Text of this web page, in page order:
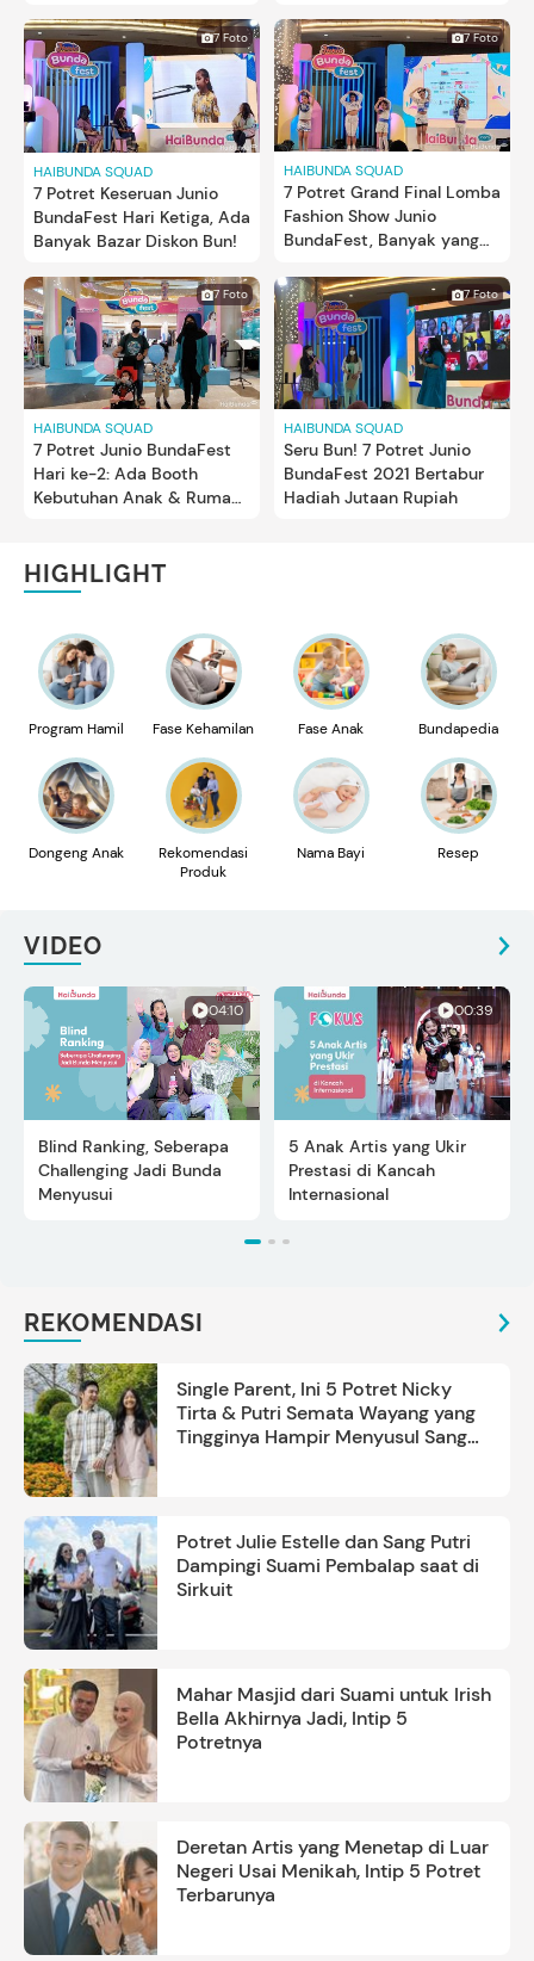
7 Foto
HAIBUNDA SQUAD
7 Potret Keseruan Junio
BundaFest Hari Ketiga, Ada
Banyak Bazar Diskon Bun!
7 Foto
HAIBUNDA SQUAD
7 Potret Grand Final Lomba
Fashion Show Junio
BundaFest, Banyak yang
7 Foto
HAIBUNDA SQUAD
7 Potret Junio BundaFest
Hari ke-2: Ada Booth
Kebutuhan Anak & Rumah
7 Foto
HAIBUNDA SQUAD
Seru Bun! 7 Potret Junio
BundaFest 2021 Bertabur
Hadiah Jutaan Rupiah
HIGHLIGHT
Program Hamil Fase Kehamilan Fase Anak Bundapedia
Dongeng Anak
Rekomendasi
Produk
Nama Bayi Resep
VIDEO
04:10
Blind Ranking, Seberapa
Challenging Jadi Bunda
Menyusui
00:39
5 Anak Artis yang Ukir
Prestasi di Kancah
Internasional
REKOMENDASI
Single Parent, Ini 5 Potret Nicky
Tirta & Putri Semata Wayang yang
Tingginya Hampir Menyusul Sang
Potret Julie Estelle dan Sang Putri
Dampingi Suami Pembalap saat di
Sirkuit
Mahar Masjid dari Suami untuk Irish
Bella Akhirnya Jadi, Intip 5
Potretnya
Deretan Artis yang Menetap di Luar
Negeri Usai Menikah, Intip 5 Potret
Terbarunya